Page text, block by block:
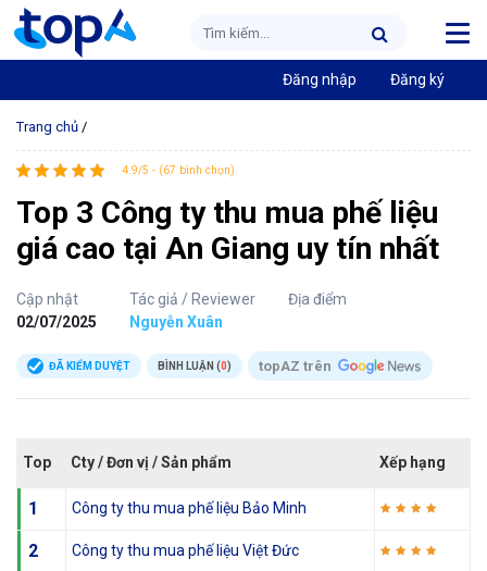
Đăng nhập Đăng ký
Trang chủ /
4.9/5 - (67 bình chọn)
Top 3 Công ty thu mua phế liệu
giá cao tại An Giang uy tín nhất
Cập nhật
02/07/2025
Tác giả / Reviewer
Nguyễn Xuân
Địa điểm
ĐÃ KIỂM DUYỆT BÌNH LUẬN (0) topAZ trên
Top Cty / Đơn vị / Sản phẩm Xếp hạng
1 Công ty thu mua phế liệu Bảo Minh
2 Công ty thu mua phế liệu Việt Đức